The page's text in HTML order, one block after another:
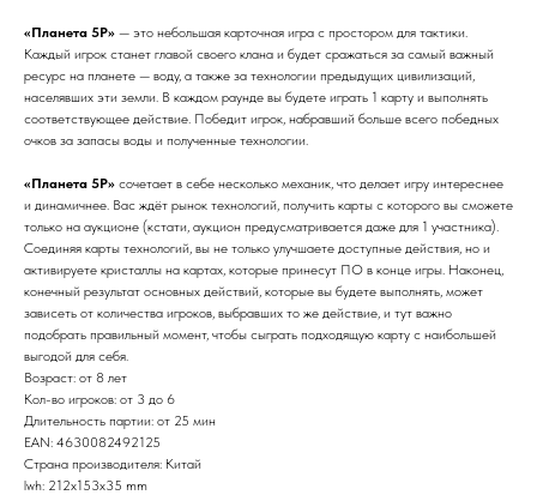
«Планета 5Р» — это небольшая карточная игра с простором для тактики.
Каждый игрок станет главой своего клана и будет сражаться за самый важный
ресурс на планете — воду, а также за технологии предыдущих цивилизаций,
населявших эти земли. В каждом раунде вы будете играть 1 карту и выполнять
соответствующее действие. Победит игрок, набравший больше всего победных
очков за запасы воды и полученные технологии.
«Планета 5Р» сочетает в себе несколько механик, что делает игру интереснее
и динамичнее. Вас ждёт рынок технологий, получить карты с которого вы сможете
только на аукционе (кстати, аукцион предусматривается даже для 1 участника).
Соединяя карты технологий, вы не только улучшаете доступные действия, но и
активируете кристаллы на картах, которые принесут ПО в конце игры. Наконец,
конечный результат основных действий, которые вы будете выполнять, может
зависеть от количества игроков, выбравших то же действие, и тут важно
подобрать правильный момент, чтобы сыграть подходящую карту с наибольшей
выгодой для себя.
Возраст: от 8 лет
Кол-во игроков: от 3 до 6
Длительность партии: от 25 мин
EAN: 4630082492125
Страна производителя: Китай
lwh: 212x153x35 mm